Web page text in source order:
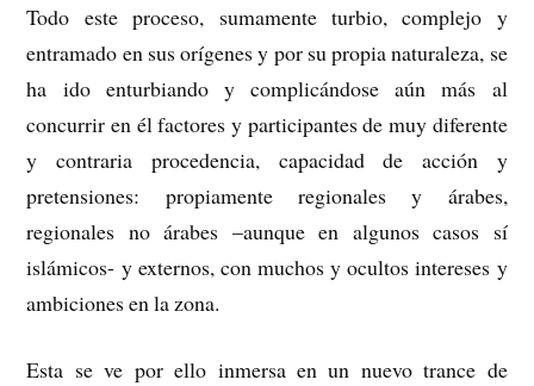
Todo este proceso, sumamente turbio, complejo y
entramado en sus orígenes y por su propia naturaleza, se
ha ido enturbiando y complicándose aún más al
concurrir en él factores y participantes de muy diferente
y contraria procedencia, capacidad de acción y
pretensiones: propiamente regionales y árabes,
regionales no árabes –aunque en algunos casos sí
islámicos- y externos, con muchos y ocultos intereses y
ambiciones en la zona.
Esta se ve por ello inmersa en un nuevo trance de